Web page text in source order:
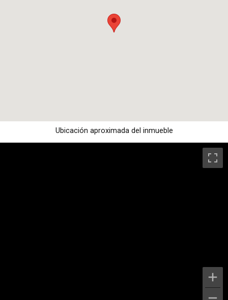
Ubicación aproximada del inmueble